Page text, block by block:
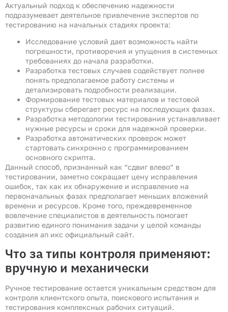
Актуальный подход к обеспечению надежности
подразумевает деятельное привлечение экспертов по
тестированию на начальных стадиях проекта:
Исследование условий дает возможность найти
погрешности, противоречия и упущения в системных
требованиях до начала разработки.
Разработка тестовых случаев содействует полнее
понять предполагаемое работу системы и
детализировать подробности реализации.
Формирование тестовых материалов и тестовой
структуры сберегает ресурс на последующих фазах.
Разработка методологии тестирования устанавливает
нужные ресурсы и сроки для надежной проверки.
Разработка автоматических проверок может
стартовать синхронно с программированием
основного скрипта.
Данный способ, признанный как “сдвиг влево” в
тестировании, заметно сокращает цену исправления
ошибок, так как их обнаружение и исправление на
первоначальных фазах предполагает меньших вложений
времени и ресурсов. Кроме того, преждевременное
вовлечение специалистов в деятельность помогает
развитию единого понимания задачи у целой команды
создания ап икс официальный сайт.
Что за типы контроля применяют:
вручную и механически
Ручное тестирование остается уникальным средством для
контроля клиентского опыта, поискового испытания и
тестирования комплексных рабочих ситуаций.